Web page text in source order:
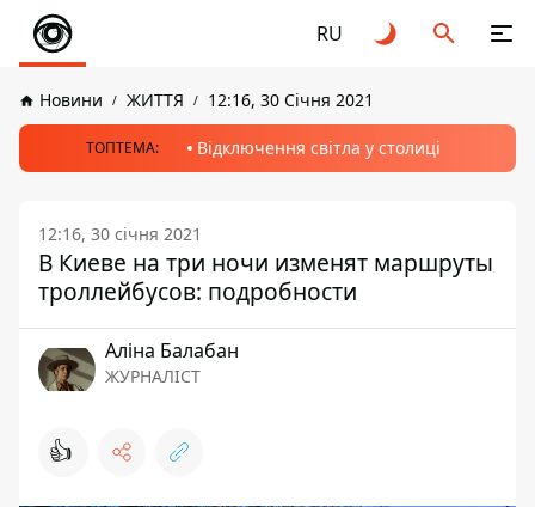
RU
Новини ЖИТТЯ 12:16, 30 Січня 2021
ТОПТЕМА: Відключення світла у столиці
12:16, 30 січня 2021
В Киеве на три ночи изменят маршруты
троллейбусов: подробности
Аліна Балабан
ЖУРНАЛІСТ
👍